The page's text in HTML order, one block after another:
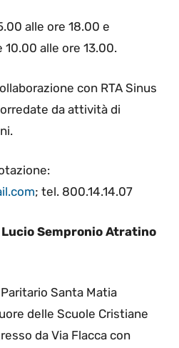
alle ore 18.00 e
10.00 alle ore 13.00.
con RTA Sinus
da attività di
; tel. 800.14.14.07
Lucio Sempronio Atratino
Santa Matia
delle Scuole Cristiane
da Via Flacca con